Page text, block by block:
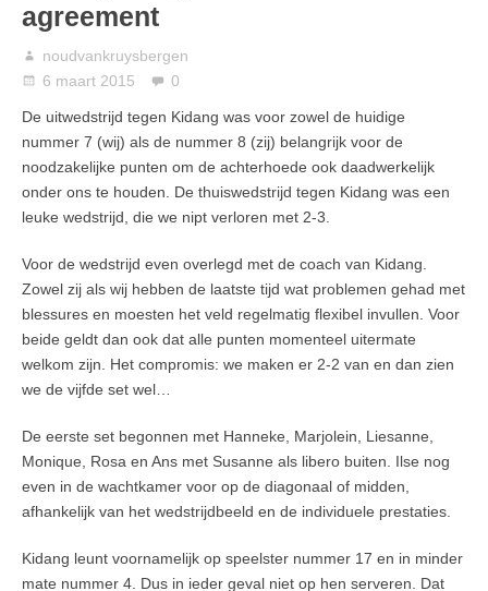
agreement
noudvankruysbergen
6 maart 2015
0
De uitwedstrijd tegen Kidang was voor zowel de huidige
nummer 7 (wij) als de nummer 8 (zij) belangrijk voor de
noodzakelijke punten om de achterhoede ook daadwerkelijk
onder ons te houden. De thuiswedstrijd tegen Kidang was een
leuke wedstrijd, die we nipt verloren met 2-3.
Voor de wedstrijd even overlegd met de coach van Kidang.
Zowel zij als wij hebben de laatste tijd wat problemen gehad met
blessures en moesten het veld regelmatig flexibel invullen. Voor
beide geldt dan ook dat alle punten momenteel uitermate
welkom zijn. Het compromis: we maken er 2-2 van en dan zien
we de vijfde set wel…
De eerste set begonnen met Hanneke, Marjolein, Liesanne,
Monique, Rosa en Ans met Susanne als libero buiten. Ilse nog
even in de wachtkamer voor op de diagonaal of midden,
afhankelijk van het wedstrijdbeeld en de individuele prestaties.
Kidang leunt voornamelijk op speelster nummer 17 en in minder
mate nummer 4. Dus in ieder geval niet op hen serveren. Dat